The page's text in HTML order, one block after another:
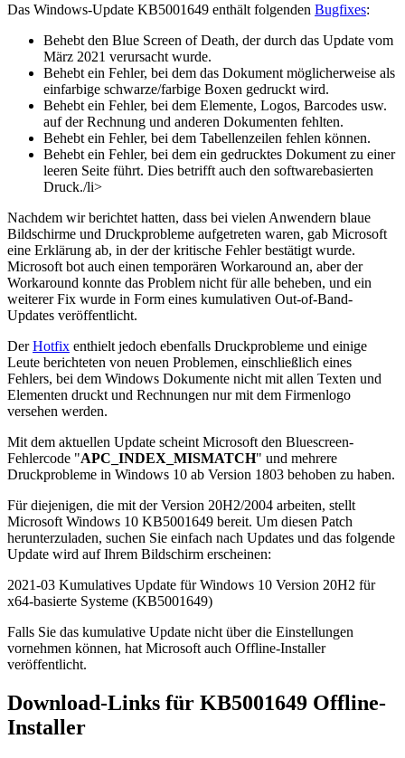
Das Windows-Update KB5001649 enthält folgenden Bugfixes:
Behebt den Blue Screen of Death, der durch das Update vom
März 2021 verursacht wurde.
Behebt ein Fehler, bei dem das Dokument möglicherweise als
einfarbige schwarze/farbige Boxen gedruckt wird.
Behebt ein Fehler, bei dem Elemente, Logos, Barcodes usw.
auf der Rechnung und anderen Dokumenten fehlten.
Behebt ein Fehler, bei dem Tabellenzeilen fehlen können.
Behebt ein Fehler, bei dem ein gedrucktes Dokument zu einer
leeren Seite führt. Dies betrifft auch den softwarebasierten
Druck./li>
Nachdem wir berichtet hatten, dass bei vielen Anwendern blaue
Bildschirme und Druckprobleme aufgetreten waren, gab Microsoft
eine Erklärung ab, in der der kritische Fehler bestätigt wurde.
Microsoft bot auch einen temporären Workaround an, aber der
Workaround konnte das Problem nicht für alle beheben, und ein
weiterer Fix wurde in Form eines kumulativen Out-of-Band-
Updates veröffentlicht.
DerHotfix enthielt jedoch ebenfalls Druckprobleme und einige
Leute berichteten von neuen Problemen, einschließlich eines
Fehlers, bei dem Windows Dokumente nicht mit allen Texten und
Elementen druckt und Rechnungen nur mit dem Firmenlogo
versehen werden.
Mit dem aktuellen Update scheint Microsoft den Bluescreen-
Fehlercode "APC_INDEX_MISMATCH" und mehrere
Druckprobleme in Windows 10 ab Version 1803 behoben zu haben.
Für diejenigen, die mit der Version 20H2/2004 arbeiten, stellt
Microsoft Windows 10 KB5001649 bereit. Um diesen Patch
herunterzuladen, suchen Sie einfach nach Updates und das folgende
Update wird auf Ihrem Bildschirm erscheinen:
2021-03 Kumulatives Update für Windows 10 Version 20H2 für
x64-basierte Systeme (KB5001649)
Falls Sie das kumulative Update nicht über die Einstellungen
vornehmen können, hat Microsoft auch Offline-Installer
veröffentlicht.
Download-Links für KB5001649 Offline-
Installer